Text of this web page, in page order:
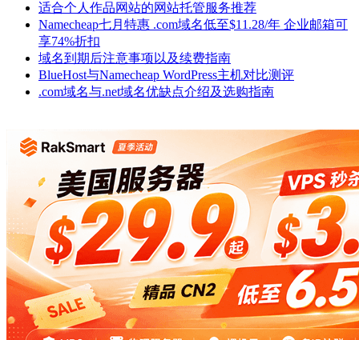
适合个人作品网站的网站托管服务推荐
Namecheap七月特惠 .com域名低至$11.28/年 企业邮箱可
享74%折扣
域名到期后注意事项以及续费指南
BlueHost与Namecheap WordPress主机对比测评
.com域名与.net域名优缺点介绍及选购指南